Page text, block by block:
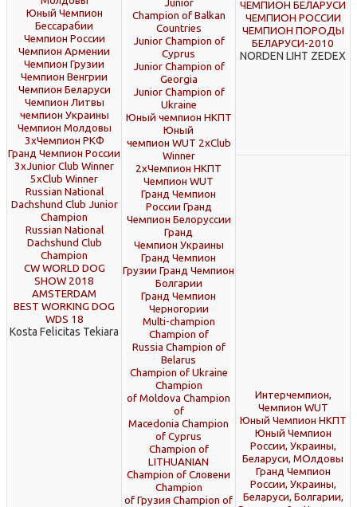
Юный Чемпион
Бессарабии
Чемпион России
Чемпион Армении
Чемпион Грузии
Чемпион Венгрии
Чемпион Беларуси
Чемпион Литвы
чемпион Украины
Чемпион Молдовы
3хЧемпион РКФ
Гранд Чемпион России
3хJunior Club Winner
5хClub Winner
Russian National
Dachshund Club Junior
Champion
Russian National
Dachshund Club
Champion
CW WORLD DOG
SHOW 2018
AMSTERDAM
BEST WORKING DOG
WDS 18
Kosta Felicitas Tekiara
Junior
Champion of Balkan
Countries
Junior Champion of
Cyprus
Junior Champion of
Georgia
Junior Champion of
Ukraine
Юный чемпион НКПТ
Юный
чемпион WUT 2хClub
Winner
2хЧемпион НКПТ
Чемпион WUT
Гранд Чемпион
России Гранд
Чемпион Белоруссии
Гранд
Чемпион Украины
Гранд Чемпион
Грузии Гранд Чемпион
Болгарии
Гранд Чемпион
Черногории
Multi-champion
Champion of
Russia Champion of
Belarus
Champion of Ukraine
Champion
of Moldova Champion
of
Macedonia Champion
of Cyprus
Champion of
LITHUANIAN
Champion of Словени
Champion
of Грузия Champion of
ЧЕМПИОН БЕЛАРУСИ
ЧЕМПИОН РОССИИ
ЧЕМПИОН ПОРОДЫ
БЕЛАРУСИ-2010
NORDEN LIHT ZEDEX
Интерчемпион,
Чемпион WUT
Юный Чемпион НКПТ
Юный Чемпион
России, Украины,
Беларуси, МОлдовы
Гранд Чемпион
России, Украины,
Беларуси, Болгарии,